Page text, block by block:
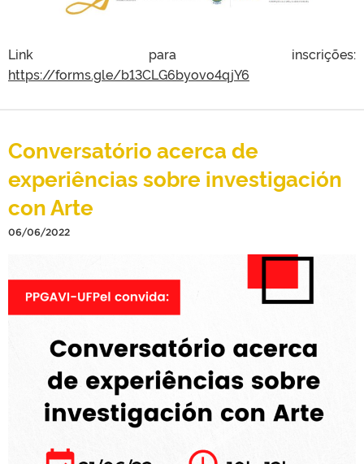
Link para inscrições:
https://forms.gle/b13CLG6byovo4qjY6
Conversatório acerca de
experiências sobre investigación
con Arte
06/06/2022